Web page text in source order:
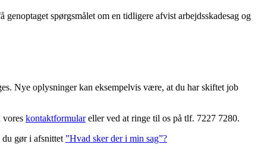
spørgsmålet om en tidligere afvist arbejdsskadesag og
Nye oplysninger kan eksempelvis være, at du har skiftet job
vores kontaktformulareller ved at ringe til os på tlf. 7227 7280.
du gør i afsnittet ”Hvad sker der i min sag”?